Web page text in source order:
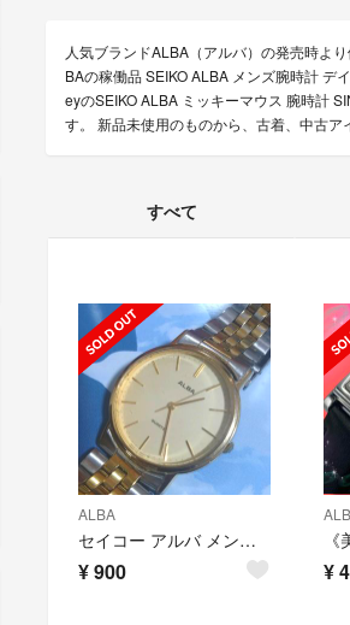
人気ブランドALBA（アルバ）の発売時よ
BAの稼働品 SEIKO ALBA メンズ腕時計 デ
eyのSEIKO ALBA ミッキーマウス 腕時計
す。 新品未使用のものから、古着、中古ア
すべて
ALBA
セイコー アルバ メンズクォーツ 電池交換済稼働品
¥900 ¥